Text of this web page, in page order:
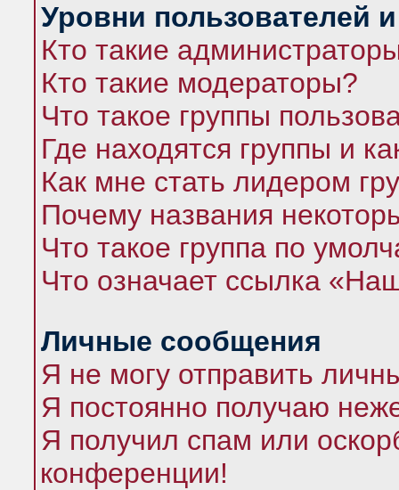
Уровни пользователей
Кто такие
Кто такие модераторы?
Что такое группы
Где находятся группы и
Как мне стать лидером
Почему названия
Что такое группа по
Что означает ссылка
Личные сообщения
Я не могу отправить
Я постоянно получаю
Я получил спам или
конференции!